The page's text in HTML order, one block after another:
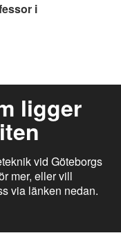
i
ligger
vid Göteborgs
mer, eller vill
via länken nedan.